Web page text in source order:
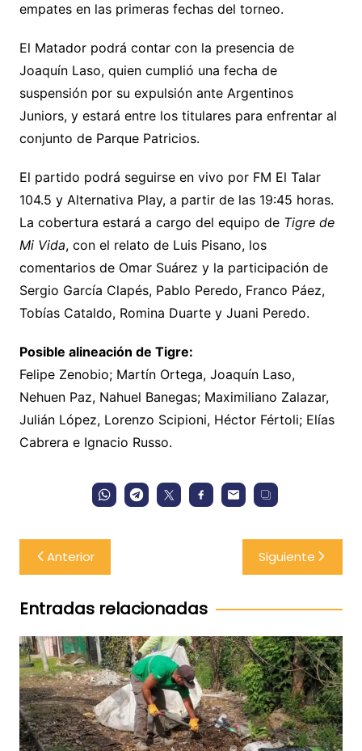
empates en las primeras fechas del torneo.
El Matador podrá contar con la presencia de
Joaquín Laso, quien cumplió una fecha de
suspensión por su expulsión ante Argentinos
Juniors, y estará entre los titulares para enfrentar al
conjunto de Parque Patricios.
El partido podrá seguirse en vivo por FM El Talar
104.5 y Alternativa Play, a partir de las 19:45 horas.
La cobertura estará a cargo del equipo de Tigre de
Mi Vida, con el relato de Luis Pisano, los
comentarios de Omar Suárez y la participación de
Sergio García Clapés, Pablo Peredo, Franco Páez,
Tobías Cataldo, Romina Duarte y Juani Peredo.
Posible alineación de Tigre:
Felipe Zenobio; Martín Ortega, Joaquín Laso,
Nehuen Paz, Nahuel Banegas; Maximiliano Zalazar,
Julián López, Lorenzo Scipioni, Héctor Fértoli; Elías
Cabrera e Ignacio Russo.
Navegación
de
entradas
Anterior Siguiente
Entradas relacionadas